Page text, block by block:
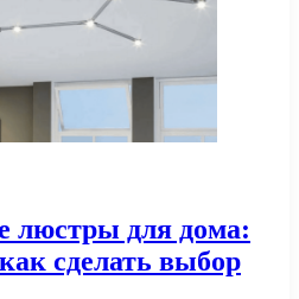
люстры для дома:
сделать выбор